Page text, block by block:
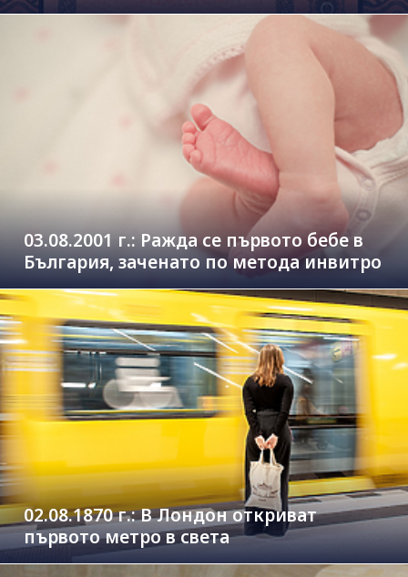
03.08.2001 г.: Ражда се първото бебе в
България, заченато по метода инвитро
02.08.1870 г.: В Лондон откриват
първото метро в света